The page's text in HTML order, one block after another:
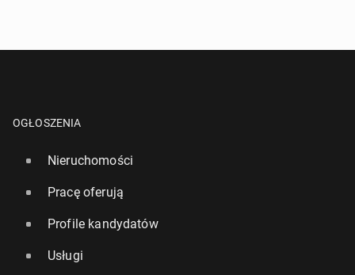
OGŁOSZENIA
Nieruchomości
Pracę oferują
Profile kandydatów
Usługi